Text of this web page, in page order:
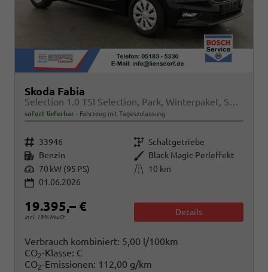
Skoda Fabia
Selection 1.0 TSI Selection, Park, Winterpaket, SmartLink, 4 J.-Garantie
sofort lieferbar Fahrzeug mit Tageszulassung
Fahrzeugnr. 33946 Getriebe Schaltgetriebe
Kraftstoff Benzin Außenfarbe Black Magic Perleffekt
Leistung 70 kW (95 PS) Kilometerstand
10 km
01.06.2026
19.395,– €
incl. 19% MwSt.
Details
Verbrauch kombiniert: 5,00 l/100km
CO2-Klasse: C
CO2-Emissionen: 112,00 g/km